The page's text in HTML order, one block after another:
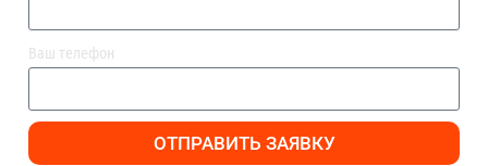
Ваш телефон
ОТПРАВИТЬ ЗАЯВКУ